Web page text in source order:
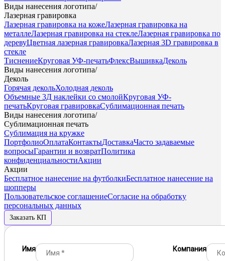
Виды нанесения логотипа/
Лазерная гравировка
Лазерная гравировка на кожеЛазерная гравировка на
металлеЛазерная гравировка на стеклеЛазерная гравировка по
деревуЦветная лазерная гравировкаЛазерная 3D гравировка в
стекле
ТиснениеКруговая УФ-печатьФлексВышивкаДеколь
Виды нанесения логотипа/
Деколь
Горячая декольХолодная деколь
Объемные 3Д наклейки со смолойКруговая УФ-
печатьКруговая гравировкаСублимационная печать
Виды нанесения логотипа/
Сублимационная печать
Сублимация на кружке
ПортфолиоОплатаКонтактыДоставкаЧасто задаваемые
вопросыГарантии и возвратПолитика
конфиденциальностиАкции
Акции
Бесплатное нанесение на футболкиБесплатное нанесение на
шопперы
Пользовательское соглашениеСогласие на обработку
персональных данных
Заказать КП
Имя Компания